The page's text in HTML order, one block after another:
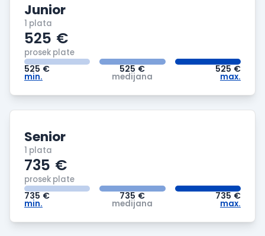
Junior
1 plata
525 €
prosek plate
525 €
min.
525 €
medijana
525 €
max.
Senior
1 plata
735 €
prosek plate
735 €
min.
735 €
medijana
735 €
max.